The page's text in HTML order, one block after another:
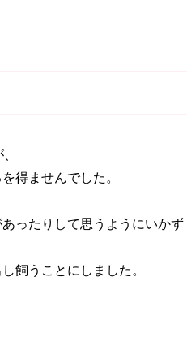
得ませんでした。
ったりして思うようにいかず
飼うことにしました。